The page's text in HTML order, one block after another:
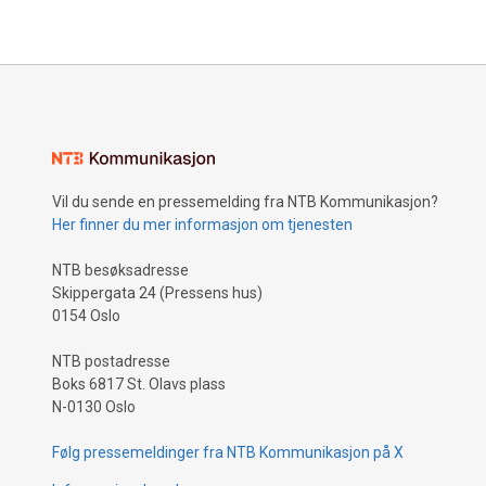
Vil du sende en pressemelding fra NTB Kommunikasjon?
Her finner du mer informasjon om tjenesten
NTB besøksadresse
Skippergata 24 (Pressens hus)
0154 Oslo
NTB postadresse
Boks 6817 St. Olavs plass
N-0130 Oslo
Følg pressemeldinger fra NTB Kommunikasjon på X